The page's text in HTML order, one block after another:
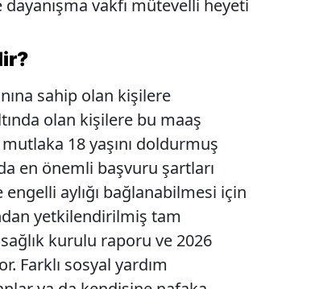
vakfı mütevelli heyeti
sahip olan kişilere
olan kişilere bu maaş
18 yaşını doldurmuş
en önemli başvuru şartları
aylığı bağlanabilmesi için
yetkilendirilmiş tam
kurulu raporu ve 2026
Farklı sosyal yardım